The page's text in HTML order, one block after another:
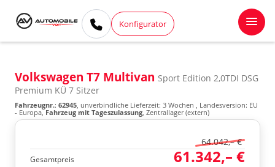
Konfigurator
Volkswagen T7 Multivan Sport Edition 2,0TDI DSG
Premium KÜ 7 Sitzer
Fahrzeugnr.: 62945, unverbindliche Lieferzeit: 3 Wochen , Landesversion: EU
- Europa,Fahrzeug mit Tageszulassung, Zentrallager (extern)
64.042,– €
Gesamtpreis 61.342,– €